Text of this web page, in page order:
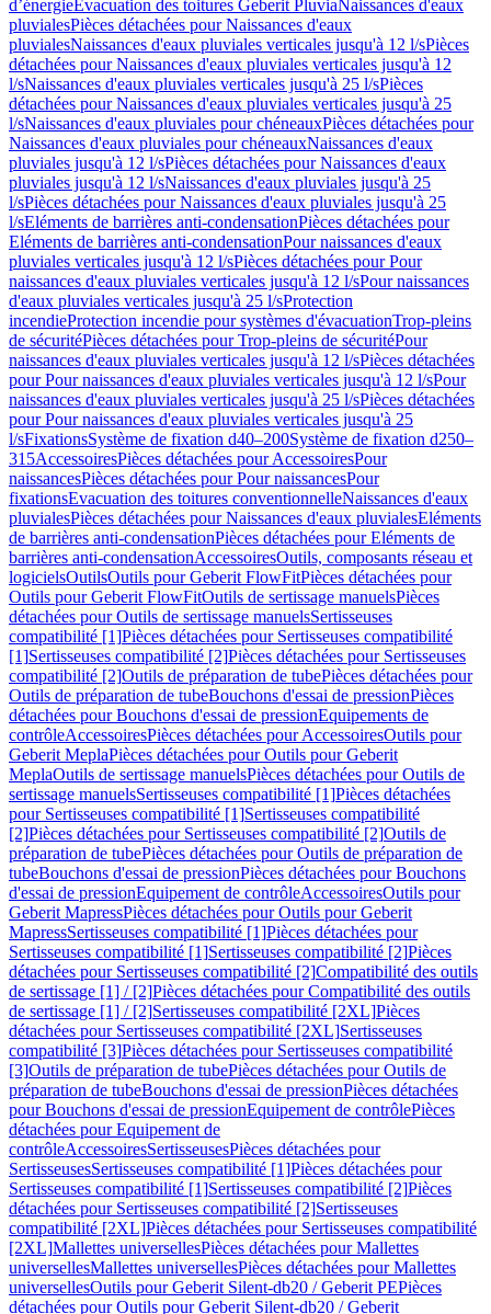
d’énergieEvacuation des toitures Geberit PluviaNaissances d'eaux
pluvialesPièces détachées pour Naissances d'eaux
pluvialesNaissances d'eaux pluviales verticales jusqu'à 12 l/sPièces
détachées pour Naissances d'eaux pluviales verticales jusqu'à 12
l/sNaissances d'eaux pluviales verticales jusqu'à 25 l/sPièces
détachées pour Naissances d'eaux pluviales verticales jusqu'à 25
l/sNaissances d'eaux pluviales pour chéneauxPièces détachées pour
Naissances d'eaux pluviales pour chéneauxNaissances d'eaux
pluviales jusqu'à 12 l/sPièces détachées pour Naissances d'eaux
pluviales jusqu'à 12 l/sNaissances d'eaux pluviales jusqu'à 25
l/sPièces détachées pour Naissances d'eaux pluviales jusqu'à 25
l/sEléments de barrières anti-condensationPièces détachées pour
Eléments de barrières anti-condensationPour naissances d'eaux
pluviales verticales jusqu'à 12 l/sPièces détachées pour Pour
naissances d'eaux pluviales verticales jusqu'à 12 l/sPour naissances
d'eaux pluviales verticales jusqu'à 25 l/sProtection
incendieProtection incendie pour systèmes d'évacuationTrop-pleins
de sécuritéPièces détachées pour Trop-pleins de sécuritéPour
naissances d'eaux pluviales verticales jusqu'à 12 l/sPièces détachées
pour Pour naissances d'eaux pluviales verticales jusqu'à 12 l/sPour
naissances d'eaux pluviales verticales jusqu'à 25 l/sPièces détachées
pour Pour naissances d'eaux pluviales verticales jusqu'à 25
l/sFixationsSystème de fixation d40–200Système de fixation d250–
315AccessoiresPièces détachées pour AccessoiresPour
naissancesPièces détachées pour Pour naissancesPour
fixationsEvacuation des toitures conventionnelleNaissances d'eaux
pluvialesPièces détachées pour Naissances d'eaux pluvialesEléments
de barrières anti-condensationPièces détachées pour Eléments de
barrières anti-condensationAccessoiresOutils, composants réseau et
logicielsOutilsOutils pour Geberit FlowFitPièces détachées pour
Outils pour Geberit FlowFitOutils de sertissage manuelsPièces
détachées pour Outils de sertissage manuelsSertisseuses
compatibilité [1]Pièces détachées pour Sertisseuses compatibilité
[1]Sertisseuses compatibilité [2]Pièces détachées pour Sertisseuses
compatibilité [2]Outils de préparation de tubePièces détachées pour
Outils de préparation de tubeBouchons d'essai de pressionPièces
détachées pour Bouchons d'essai de pressionEquipements de
contrôleAccessoiresPièces détachées pour AccessoiresOutils pour
Geberit MeplaPièces détachées pour Outils pour Geberit
MeplaOutils de sertissage manuelsPièces détachées pour Outils de
sertissage manuelsSertisseuses compatibilité [1]Pièces détachées
pour Sertisseuses compatibilité [1]Sertisseuses compatibilité
[2]Pièces détachées pour Sertisseuses compatibilité [2]Outils de
préparation de tubePièces détachées pour Outils de préparation de
tubeBouchons d'essai de pressionPièces détachées pour Bouchons
d'essai de pressionEquipement de contrôleAccessoiresOutils pour
Geberit MapressPièces détachées pour Outils pour Geberit
MapressSertisseuses compatibilité [1]Pièces détachées pour
Sertisseuses compatibilité [1]Sertisseuses compatibilité [2]Pièces
détachées pour Sertisseuses compatibilité [2]Compatibilité des outils
de sertissage [1] / [2]Pièces détachées pour Compatibilité des outils
de sertissage [1] / [2]Sertisseuses compatibilité [2XL]Pièces
détachées pour Sertisseuses compatibilité [2XL]Sertisseuses
compatibilité [3]Pièces détachées pour Sertisseuses compatibilité
[3]Outils de préparation de tubePièces détachées pour Outils de
préparation de tubeBouchons d'essai de pressionPièces détachées
pour Bouchons d'essai de pressionEquipement de contrôlePièces
détachées pour Equipement de
contrôleAccessoiresSertisseusesPièces détachées pour
SertisseusesSertisseuses compatibilité [1]Pièces détachées pour
Sertisseuses compatibilité [1]Sertisseuses compatibilité [2]Pièces
détachées pour Sertisseuses compatibilité [2]Sertisseuses
compatibilité [2XL]Pièces détachées pour Sertisseuses compatibilité
[2XL]Mallettes universellesPièces détachées pour Mallettes
universellesMallettes universellesPièces détachées pour Mallettes
universellesOutils pour Geberit Silent-db20 / Geberit PEPièces
détachées pour Outils pour Geberit Silent-db20 / Geberit